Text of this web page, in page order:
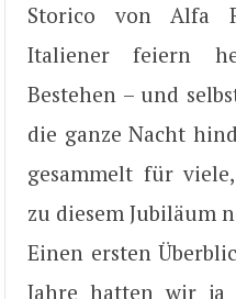
Storico von Alfa
Italiener feiern
Bestehen – und
die ganze Nacht
gesammelt für
zu diesem Jubiläum
Einen ersten
Jahre hatten wir ja